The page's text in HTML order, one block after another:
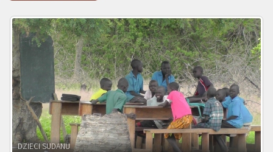
DZIECI ZAMBII